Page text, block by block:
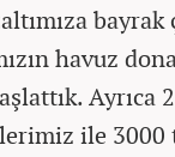
havuz
Ayrıca
ile